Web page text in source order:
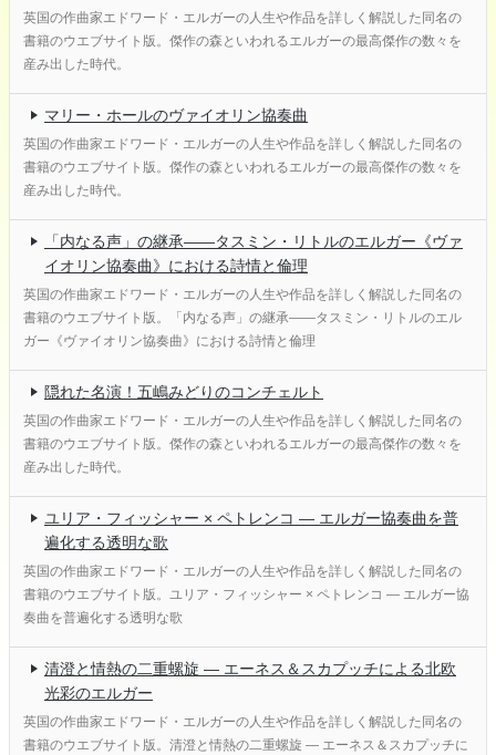
英国の作曲家エドワード・エルガーの人生や作品を詳しく解説した同名の
書籍のウエブサイト版。傑作の森といわれるエルガーの最高傑作の数々を
産み出した時代。
マリー・ホールのヴァイオリン協奏曲
英国の作曲家エドワード・エルガーの人生や作品を詳しく解説した同名の
書籍のウエブサイト版。傑作の森といわれるエルガーの最高傑作の数々を
産み出した時代。
「内なる声」の継承——タスミン・リトルのエルガー《ヴァ
イオリン協奏曲》における詩情と倫理
英国の作曲家エドワード・エルガーの人生や作品を詳しく解説した同名の
書籍のウエブサイト版。「内なる声」の継承——タスミン・リトルのエル
ガー《ヴァイオリン協奏曲》における詩情と倫理
隠れた名演！五嶋みどりのコンチェルト
英国の作曲家エドワード・エルガーの人生や作品を詳しく解説した同名の
書籍のウエブサイト版。傑作の森といわれるエルガーの最高傑作の数々を
産み出した時代。
ユリア・フィッシャー × ペトレンコ ― エルガー協奏曲を普
遍化する透明な歌
英国の作曲家エドワード・エルガーの人生や作品を詳しく解説した同名の
書籍のウエブサイト版。ユリア・フィッシャー × ペトレンコ ― エルガー協
奏曲を普遍化する透明な歌
清澄と情熱の二重螺旋 ― エーネス＆スカプッチによる北欧
光彩のエルガー
英国の作曲家エドワード・エルガーの人生や作品を詳しく解説した同名の
書籍のウエブサイト版。清澄と情熱の二重螺旋 ― エーネス＆スカプッチに